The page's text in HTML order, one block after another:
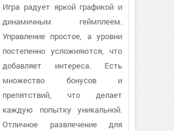
Игра радует яркой графикой и
динамичным геймплеем.
Управление простое, а уровни
постепенно усложняются, что
добавляет интереса. Есть
множество бонусов и
препятствий, что делает
каждую попытку уникальной.
Отличное развлечение для